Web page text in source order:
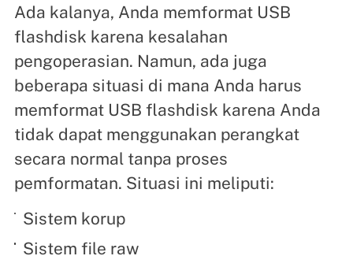
Ada kalanya, Anda memformat USB
flashdisk karena kesalahan
pengoperasian. Namun, ada juga
beberapa situasi di mana Anda harus
memformat USB flashdisk karena Anda
tidak dapat menggunakan perangkat
secara normal tanpa proses
pemformatan. Situasi ini meliputi:
Sistem korup
Sistem file raw